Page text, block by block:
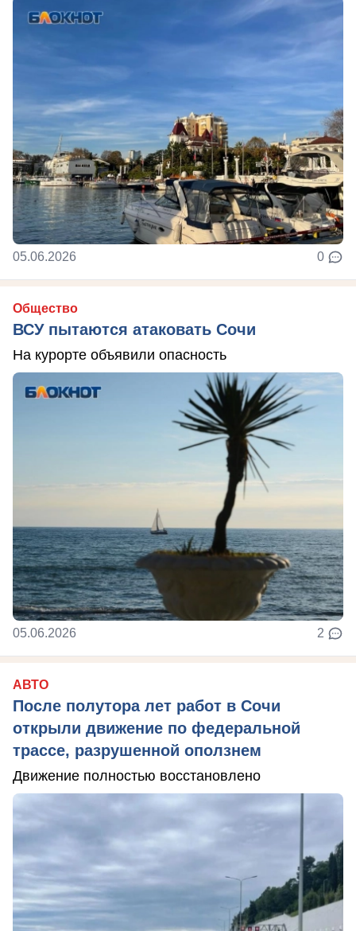
05.06.2026 0
Общество
ВСУ пытаются атаковать Сочи
На курорте объявили опасность
05.06.2026 2
АВТО
После полутора лет работ в Сочи
открыли движение по федеральной
трассе, разрушенной оползнем
Движение полностью восстановлено